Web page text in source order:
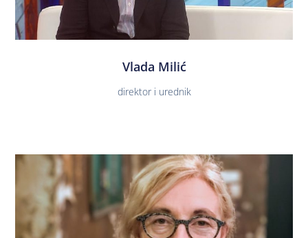
Vlada Milić
direktor i urednik